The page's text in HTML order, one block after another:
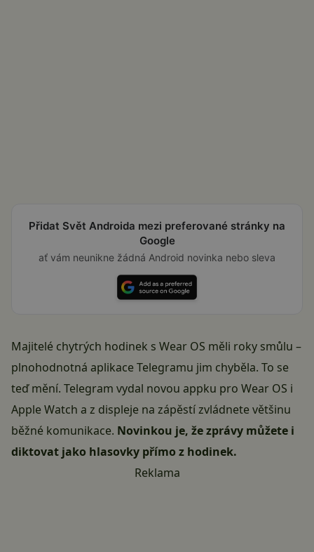
Přidat Svět Androida mezi preferované stránky na
Google
ať vám neunikne žádná Android novinka nebo sleva
Majitelé chytrých hodinek s Wear OS měli roky smůlu –
plnohodnotná aplikace Telegramu jim chyběla. To se
teď mění. Telegram vydal novou appku pro Wear OS i
Apple Watch a z displeje na zápěstí zvládnete většinu
běžné komunikace. Novinkou je, že zprávy můžete i
diktovat jako hlasovky přímo z hodinek.
Reklama